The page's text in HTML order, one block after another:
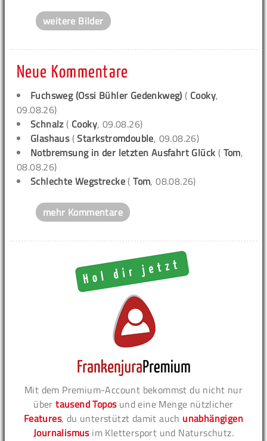
weitere Bilder
Neue Kommentare
Fuchsweg (Ossi Bühler Gedenkweg) ( Cooky,
09.08.26)
Schnalz( Cooky, 09.08.26)
Glashaus(Starkstromdouble, 09.08.26)
Notbremsung in der letzten Ausfahrt Glück ( Tom,
08.08.26)
Schlechte Wegstrecke (Tom, 08.08.26)
mehr Kommentare
Mit dem Premium-Account bekommst du nicht nur
übertausend Toposund eine Menge nützlicher
Features, du unterstützt damit auch unabhängigen
Journalismusim Klettersport und Naturschutz.